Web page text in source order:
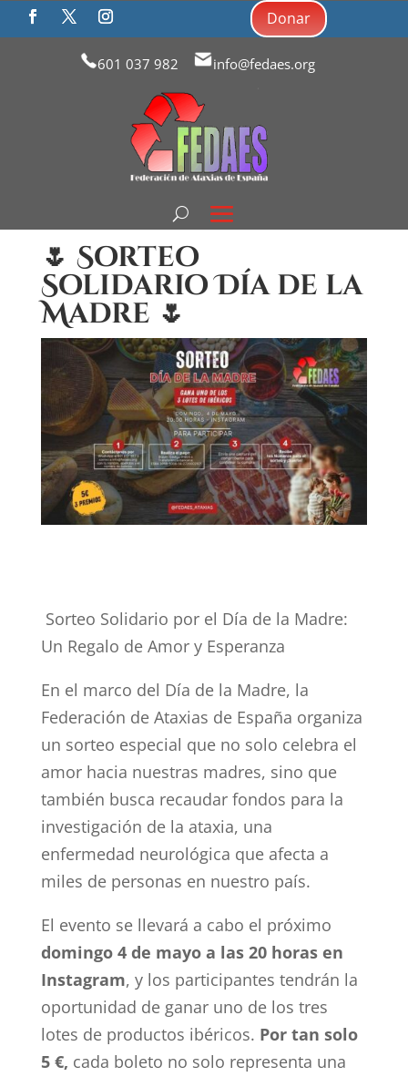
601 037 982 info@fedaes.org
Donar
🌷 Sorteo
Solidario Día de la
Madre 🌷
Sorteo Solidario por el Día de la Madre:
Un Regalo de Amor y Esperanza
En el marco del Día de la Madre, la
Federación de Ataxias de España organiza
un sorteo especial que no solo celebra el
amor hacia nuestras madres, sino que
también busca recaudar fondos para la
investigación de la ataxia, una
enfermedad neurológica que afecta a
miles de personas en nuestro país.
El evento se llevará a cabo el próximo
domingo 4 de mayo a las 20 horas en
Instagram, y los participantes tendrán la
oportunidad de ganar uno de los tres
lotes de productos ibéricos. Por tan solo
5 €, cada boleto no solo representa una